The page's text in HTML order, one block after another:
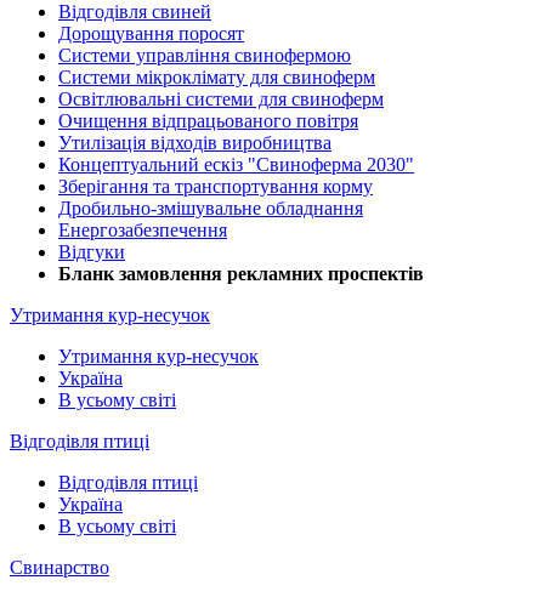
Відгодівля свиней
Дорощування поросят
Системи управління свинофермою
Системи мікроклімату для свиноферм
Освітлювальні системи для свиноферм
Очищення відпрацьованого повітря
Утилізація відходів виробництва
Концептуальний ескіз "Свиноферма 2030"
Зберігання та транспортування корму
Дробильно-змішувальне обладнання
Енергозабезпечення
Відгуки
Бланк замовлення рекламних проспектів
Утримання кур-несучок
Утримання кур-несучок
Україна
В усьому світі
Відгодівля птиці
Відгодівля птиці
Україна
В усьому світі
Свинарство